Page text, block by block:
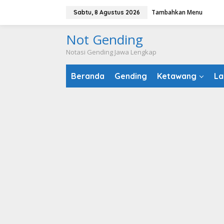
konten
Sabtu, 8 Agustus 2026 Tambahkan Menu
Not Gending
Notasi Gending Jawa Lengkap
Beranda Gending Ketawang